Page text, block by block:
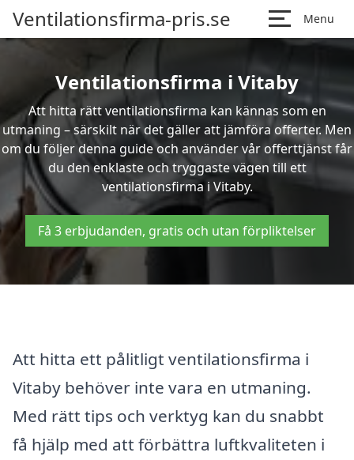
Ventilationsfirma-pris.se Menu
Ventilationsfirma i Vitaby
Att hitta rätt ventilationsfirma kan kännas som en
utmaning – särskilt när det gäller att jämföra offerter. Men
om du följer denna guide och använder vår offerttjänst får
du den enklaste och tryggaste vägen till ett
ventilationsfirma i Vitaby.
Få 3 erbjudanden, gratis och utan förpliktelser
Att hitta ett pålitligt ventilationsfirma i
Vitaby behöver inte vara en utmaning.
Med rätt tips och verktyg kan du snabbt
få hjälp med att förbättra luftkvaliteten i